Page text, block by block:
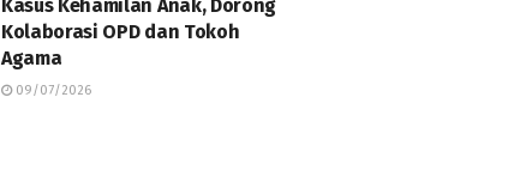
Kasus Kehamilan Anak, Dorong
Kolaborasi OPD dan Tokoh
Agama
09/07/2026